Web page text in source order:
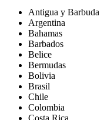
Antigua y Barbuda
Argentina
Bahamas
Barbados
Belice
Bermudas
Bolivia
Brasil
Chile
Colombia
Costa Rica